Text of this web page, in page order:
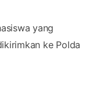
yang
ke Polda